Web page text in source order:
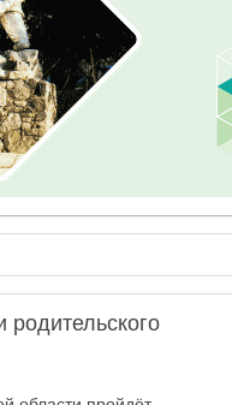
родительского